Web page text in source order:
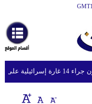
أخبارعاجلة
رياضة
ثقافة
إقتصاد
لبنان